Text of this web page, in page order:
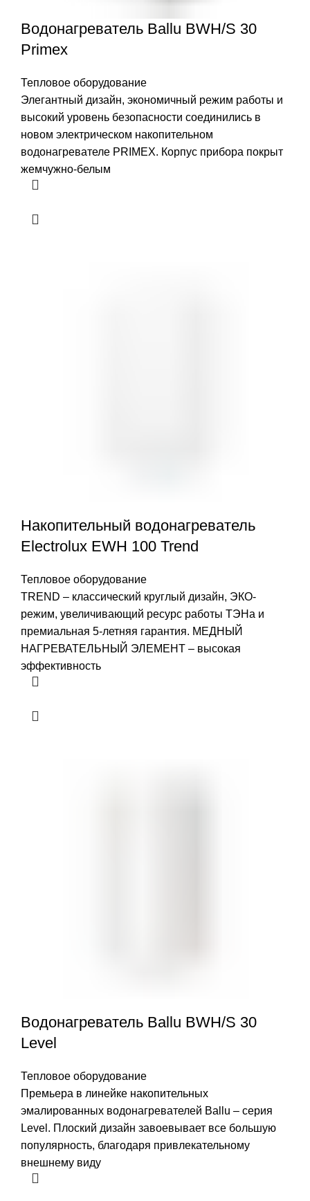
Водонагреватель Ballu BWH/S 30
Primex
Тепловое оборудование
Элегантный дизайн, экономичный режим работы и
высокий уровень безопасности соединились в
новом электрическом накопительном
водонагревателе PRIMЕX. Корпус прибора покрыт
жемчужно-белым
Накопительный водонагреватель
Electrolux EWH 100 Trend
Тепловое оборудование
TREND – классический круглый дизайн, ЭКО-
режим, увеличивающий ресурс работы ТЭНа и
премиальная 5-летняя гарантия. МЕДНЫЙ
НАГРЕВАТЕЛЬНЫЙ ЭЛЕМЕНТ – высокая
эффективность
Водонагреватель Ballu BWH/S 30
Level
Тепловое оборудование
Премьера в линейке накопительных
эмалированных водонагревателей Ballu – серия
Level. Плоский дизайн завоевывает все большую
популярность, благодаря привлекательному
внешнему виду